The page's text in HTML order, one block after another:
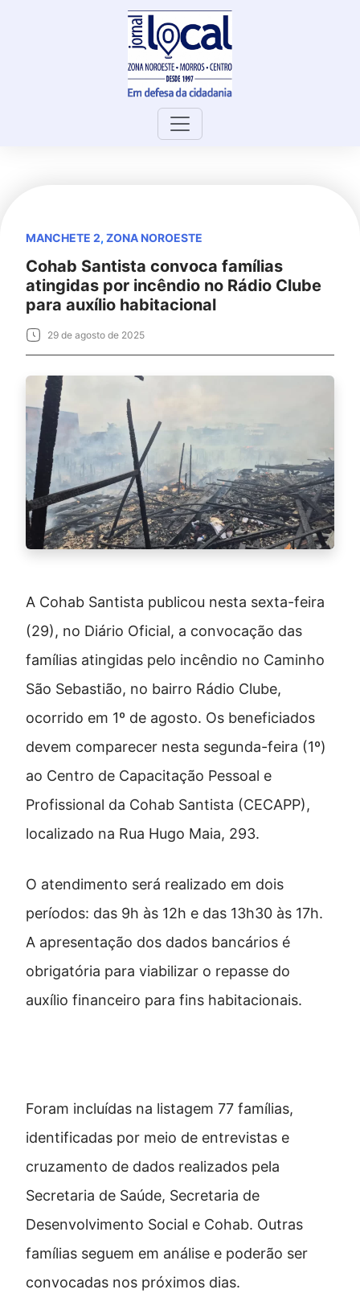
MANCHETE 2, ZONA NOROESTE
Cohab Santista convoca famílias
atingidas por incêndio no Rádio Clube
para auxílio habitacional
29 de agosto de 2025
A Cohab Santista publicou nesta sexta-feira
(29), no Diário Oficial, a convocação das
famílias atingidas pelo incêndio no Caminho
São Sebastião, no bairro Rádio Clube,
ocorrido em 1º de agosto. Os beneficiados
devem comparecer nesta segunda-feira (1º)
ao Centro de Capacitação Pessoal e
Profissional da Cohab Santista (CECAPP),
localizado na Rua Hugo Maia, 293.
O atendimento será realizado em dois
períodos: das 9h às 12h e das 13h30 às 17h.
A apresentação dos dados bancários é
obrigatória para viabilizar o repasse do
auxílio financeiro para fins habitacionais.
Foram incluídas na listagem 77 famílias,
identificadas por meio de entrevistas e
cruzamento de dados realizados pela
Secretaria de Saúde, Secretaria de
Desenvolvimento Social e Cohab. Outras
famílias seguem em análise e poderão ser
convocadas nos próximos dias.